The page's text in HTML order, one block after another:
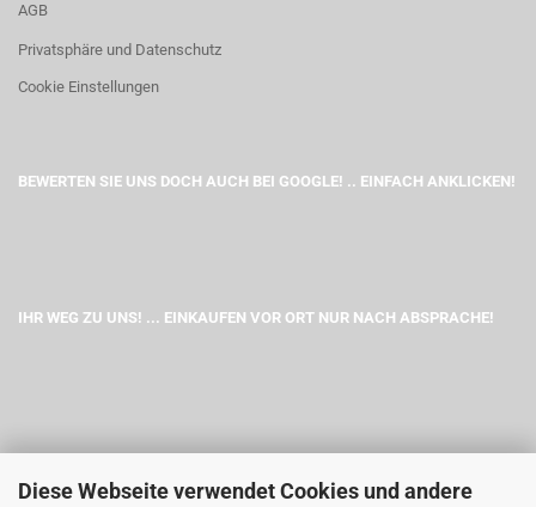
Diese Webseite verwendet Cookies und andere
AGB
Privatsphäre und Datenschutz
Cookie Einstellungen
BEWERTEN SIE UNS DOCH AUCH BEI GOOGLE! .. EINFACH ANKLICKEN!
IHR WEG ZU UNS! ... EINKAUFEN VOR ORT NUR NACH ABSPRACHE!